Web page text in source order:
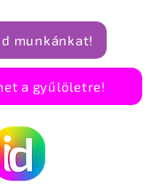
munkánkat!
a gyűlöletre!